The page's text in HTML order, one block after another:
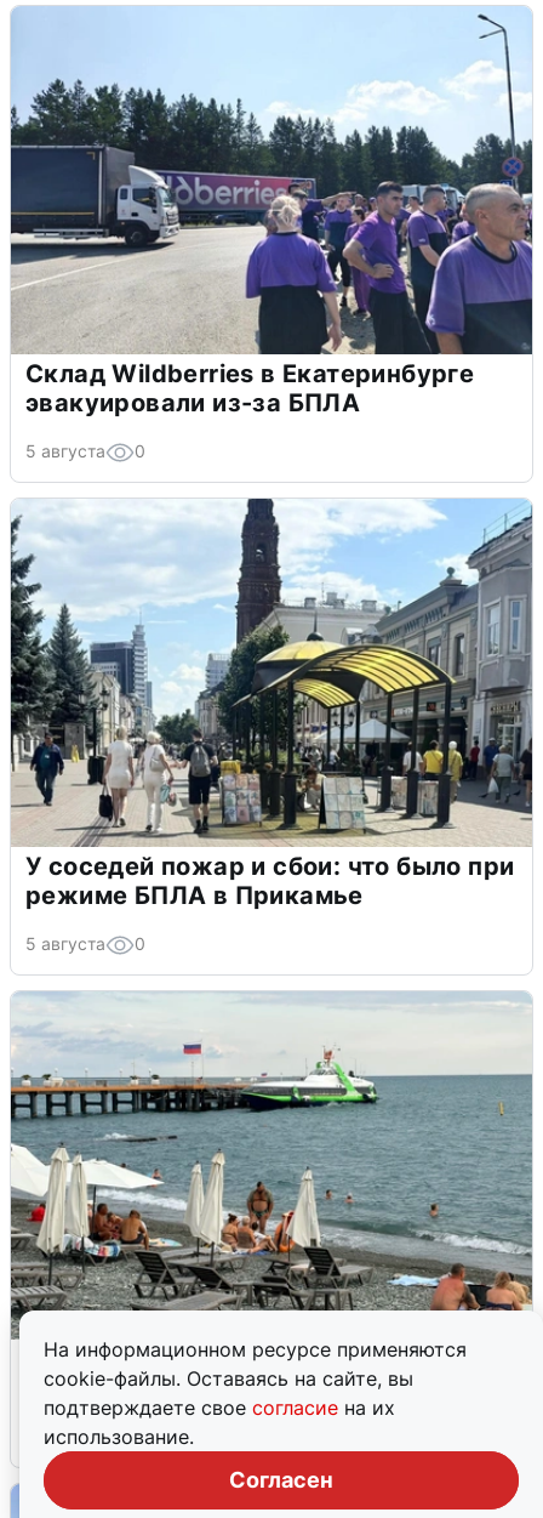
На информационном ресурсе применяются
cookie-файлы. Оставаясь на сайте, вы
подтверждаете свое согласие на их
использование.
Согласен
Склад Wildberries в Екатеринбурге
эвакуировали из-за БПЛА
5 августа 0
У соседей пожар и сбои: что было при
режиме БПЛА в Прикамье
5 августа 0
Жители и туристы Сочи рассказали
об атаке БПЛА 5 августа
5 августа 0